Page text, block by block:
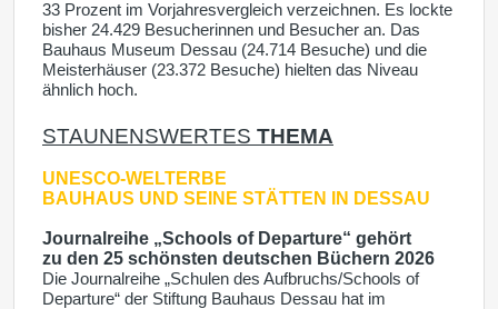
33 Prozent im Vorjahresvergleich verzeichnen. Es lockte
bisher 24.429 Besucherinnen und Besucher an. Das
Bauhaus Museum Dessau (24.714 Besuche) und die
Meisterhäuser (23.372 Besuche) hielten das Niveau
ähnlich hoch.
STAUNENSWERTES THEMA
UNESCO-WELTERBE
BAUHAUS UND SEINE STÄTTEN IN DESSAU
Journalreihe „Schools of Departure“ gehört
zu den 25 schönsten deutschen Büchern 2026
Die Journalreihe „Schulen des Aufbruchs/Schools of
Departure“ der Stiftung Bauhaus Dessau hat im